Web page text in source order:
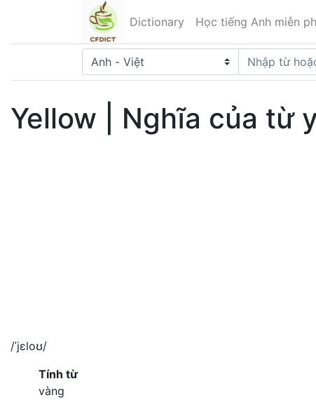
Dictionary Học tiếng Anh miễn
Yellow | Nghĩa của từ
/ˈjɛloʊ/
Tính từ
vàng